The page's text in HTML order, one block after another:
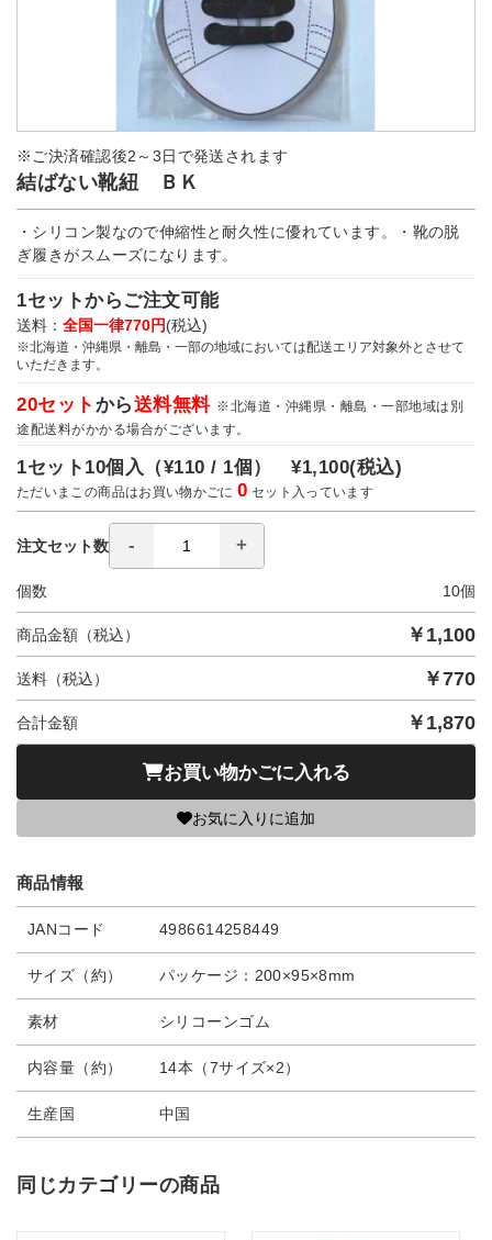
※ご決済確認後2～3日で発送されます
結ばない靴紐 ＢＫ
・シリコン製なので伸縮性と耐久性に優れています。・靴の脱
ぎ履きがスムーズになります。
1セットからご注文可能
送料： 全国一律770円(税込)
※北海道・沖縄県・離島・一部の地域においては配送エリア対象外とさせて
いただきます。
20セット から送料無料 ※北海道・沖縄県・離島・一部地域は別
途配送料がかかる場合がございます。
1セット10個入（¥110 / 1個）¥1,100(税込)
ただいまこの商品はお買い物かごに0 セット入っています
注文セット数
個数 10個
商品金額（税込） ￥ 1,100
送料（税込） ￥770
合計金額 ￥ 1,870
お買い物かごに入れる
お気に入りに追加
商品情報
JANコード 4986614258449
サイズ（約） パッケージ：200×95×8mm
素材 シリコーンゴム
内容量（約） 14本（7サイズ×2）
生産国 中国
同じカテゴリーの商品